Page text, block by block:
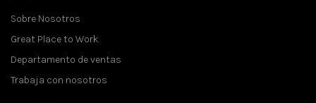
Sobre Nosotros
Great Place to Work
Departamento de ventas
Trabaja con nosotros